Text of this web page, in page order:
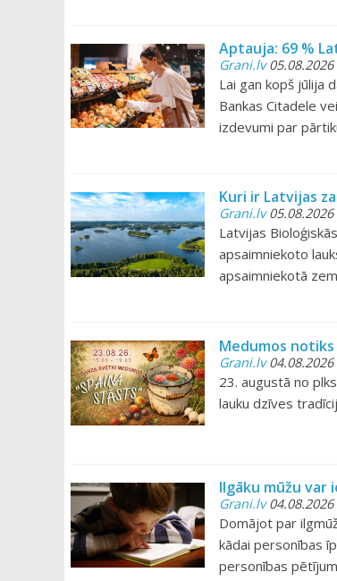
Aptauja: 69 %
Grani.lv05.08.2026
Lai gan kopš jūlija
Bankas Citadele
izdevumi par
Kuri ir Latvijas
Grani.lv05.08.2026
Latvijas
apsaimniekoto
apsaimniekotā
Medumos
Grani.lv04.08.2026
23. augustā no
lauku dzīves
Ilgāku mūžu
Grani.lv04.08.2026
Domājot par
kādai personības
personības